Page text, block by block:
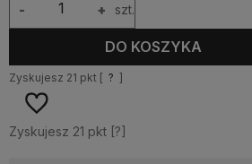
+
- szt.
DO KOSZYKA
Zyskujesz 21 pkt [ ? ]
Zyskujesz 21 pkt [?]